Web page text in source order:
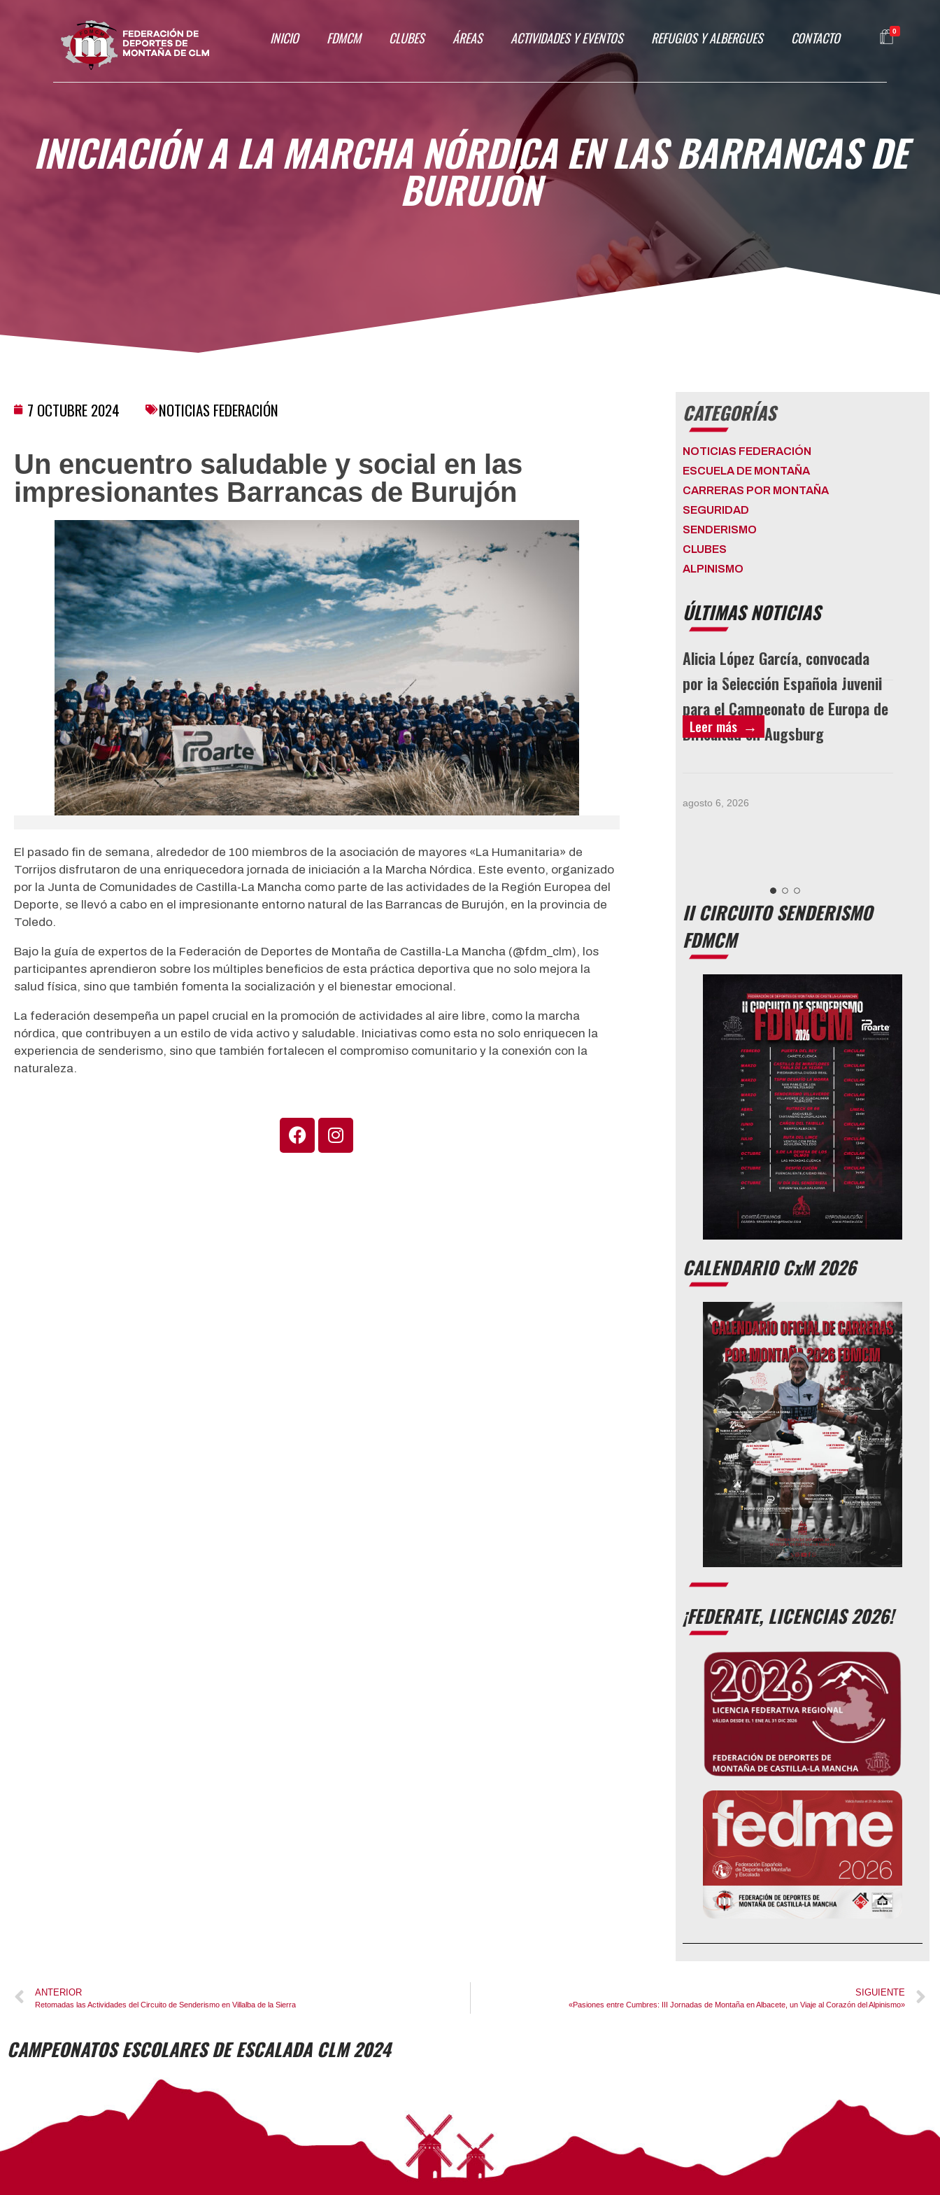
INICIO FDMCM CLUBES ÁREAS ACTIVIDADES Y EVENTOS REFUGIOS Y ALBERGUES CONTACTO 0
INICIACIÓN A LA MARCHA NÓRDICA EN LAS BARRANCAS DE
BURUJÓN
7 OCTUBRE 2024 NOTICIAS FEDERACIÓN
Un encuentro saludable y social en las
impresionantes Barrancas de Burujón
El pasado fin de semana, alrededor de 100 miembros de la asociación de mayores «La Humanitaria» de
Torrijos disfrutaron de una enriquecedora jornada de iniciación a la Marcha Nórdica. Este evento, organizado
por la Junta de Comunidades de Castilla-La Mancha como parte de las actividades de la Región Europea del
Deporte, se llevó a cabo en el impresionante entorno natural de las Barrancas de Burujón, en la provincia de
Toledo.
Bajo la guía de expertos de la Federación de Deportes de Montaña de Castilla-La Mancha (@fdm_clm), los
participantes aprendieron sobre los múltiples beneficios de esta práctica deportiva que no solo mejora la
salud física, sino que también fomenta la socialización y el bienestar emocional.
La federación desempeña un papel crucial en la promoción de actividades al aire libre, como la marcha
nórdica, que contribuyen a un estilo de vida activo y saludable. Iniciativas como esta no solo enriquecen la
experiencia de senderismo, sino que también fortalecen el compromiso comunitario y la conexión con la
naturaleza.
CATEGORÍAS
NOTICIAS FEDERACIÓN
ESCUELA DE MONTAÑA
CARRERAS POR MONTAÑA
SEGURIDAD
SENDERISMO
CLUBES
ALPINISMO
ÚLTIMAS NOTICIAS
Alicia López García, convocada
para el Campeonato de Europa de
Dificultad en Augsburg
agosto 6, 2026
Leer más
Telma Flores y Berta Rodríguez
firman el mejor resultado
internacional de Castilla-La
Mancha en St. Pölten
agosto 5, 2026
Leer más
II CIRCUITO SENDERISMO
FDMCM
CALENDARIO CxM 2026
¡FEDERATE, LICENCIAS 2026!
ANTERIOR
Retomadas las Actividades del Circuito de Senderismo en Villalba de la Sierra
SIGUIENTE
«Pasiones entre Cumbres: III Jornadas de Montaña en Albacete, un Viaje al Corazón del Alpinismo»
CAMPEONATOS ESCOLARES DE ESCALADA CLM 2024